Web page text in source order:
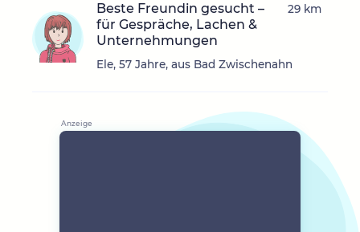
Beste Freundin gesucht –
für Gespräche, Lachen &
Unternehmungen
Ele, 57 Jahre, aus Bad Zwischenahn
29 km